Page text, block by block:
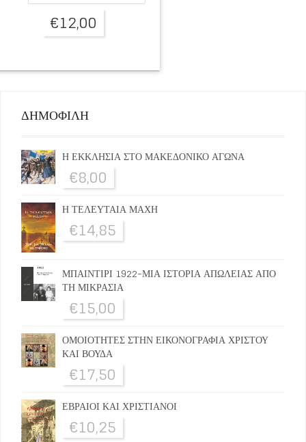
€12,00
ΔΗΜΟΦΙΛΗ
Η ΕΚΚΛΗΣΙΑ ΣΤΟ ΜΑΚΕΔΟΝΙΚΟ ΑΓΩΝΑ
€8,00
Η ΤΕΛΕΥΤΑΙΑ ΜΑΧΗ
€14,85
ΜΠΑΙΝΤΙΡΙ 1922-ΜΙΑ ΙΣΤΟΡΙΑ ΑΠΩΛΕΙΑΣ ΑΠΟ
ΤΗ ΜΙΚΡΑΣΙΑ
€15,00
ΟΜΟΙΟΤΗΤΕΣ ΣΤΗΝ ΕΙΚΟΝΟΓΡΑΦΙΑ ΧΡΙΣΤΟΥ
ΚΑΙ ΒΟΥΔΑ
€17,50
ΕΒΡΑΙΟΙ ΚΑΙ ΧΡΙΣΤΙΑΝΟΙ
€10,25